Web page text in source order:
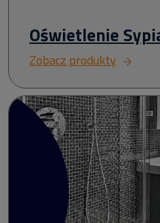
Oświetlenie
Zobacz produkty